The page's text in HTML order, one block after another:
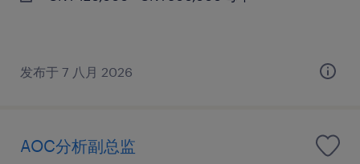
发布于 7 八月 2026
AOC分析副总监